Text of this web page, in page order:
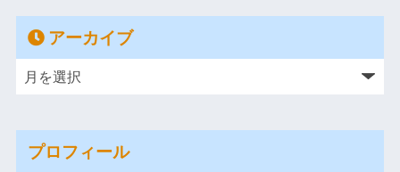
アーカイブ
プロフィール